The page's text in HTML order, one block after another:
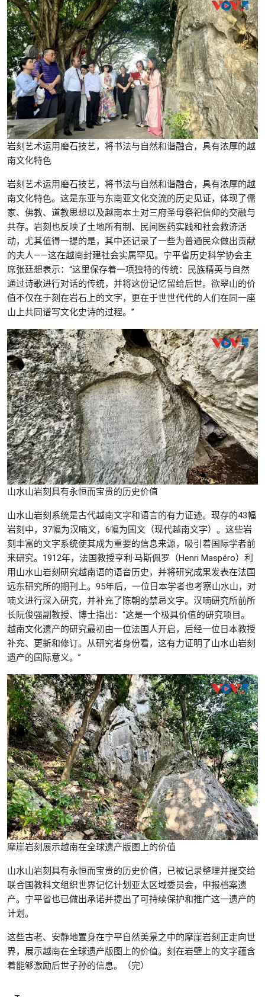
岩刻艺术运用磨石技艺，将书法与自然和谐融合，具有浓厚的越
南文化特色
岩刻艺术运用磨石技艺，将书法与自然和谐融合，具有浓厚的越
南文化特色。这是东亚与东南亚文化交流的历史见证，体现了儒
家、佛教、道教思想以及越南本土对三府圣母祭祀信仰的交融与
共存。岩刻也反映了土地所有制、民间医药实践和社会救济活
动，尤其值得一提的是，其中还记录了一些为普通民众做出贡献
的夫人——这在越南封建社会实属罕见。宁平省历史科学协会主
席张廷想表示：“这里保存着一项独特的传统：民族精英与自然
通过诗歌进行对话的传统，并将这份记忆留给后世。欲翠山的价
值不仅在于刻在岩石上的文字，更在于世世代代的人们在同一座
山上共同谱写文化史诗的过程。”
山水山岩刻具有永恒而宝贵的历史价值
山水山岩刻系统是古代越南文字和语言的有力证迹。现存的43幅
岩刻中，37幅为汉喃文，6幅为国文（现代越南文字）。这些岩
刻丰富的文字系统使其成为重要的信息来源，吸引着国际学者前
来研究。1912年，法国教授亨利·马斯佩罗（Henri Maspéro）利
用山水山岩刻研究越南语的语音历史，并将研究成果发表在法国
远东研究所的期刊上。95年后，一位日本学者也考察山水山，对
喃文进行深入研究，并补充了陈朝的禁忌文字。汉喃研究所前所
长阮俊强副教授、博士指出：“这是一个极具价值的研究项目。
越南文化遗产的研究最初由一位法国人开启，后经一位日本教授
补充、更新和修订。从研究者身份看，这有力证明了山水山岩刻
遗产的国际意义。”
摩崖岩刻展示越南在全球遗产版图上的价值
山水山岩刻具有永恒而宝贵的历史价值，已被记录整理并提交给
联合国教科文组织世界记忆计划亚太区域委员会，申报档案遗
产。宁平省也已做出承诺并提出了可持续保护和推广这一遗产的
计划。
这些古老、安静地置身在宁平自然美景之中的摩崖岩刻正走向世
界，展示越南在全球遗产版图上的价值。刻在岩壁上的文字蕴含
着能够激励后世子孙的信息。（完）